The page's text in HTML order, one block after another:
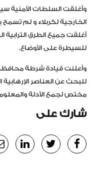
وأغلقت السلطات الأمنية
الخارجية لكربلاء و لم
أغلقت جميع الطرق الترابية
للسيطرة على الأوضاع.
وأعلنت قيادة شرطة
للبحث عن العناصر
مختص لجمع الأدلة
شارك على